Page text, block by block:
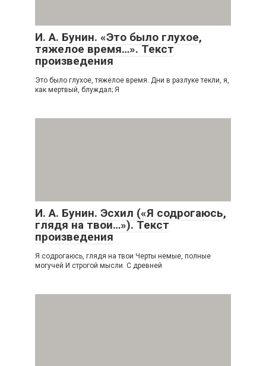
И. А. Бунин. «Это было глухое,
тяжелое время…». Текст
произведения
Это было глухое, тяжелое время. Дни в разлуке текли, я,
как мертвый, блуждал; Я
И. А. Бунин. Эсхил («Я содрогаюсь,
глядя на твои…»). Текст
произведения
Я содрогаюсь, глядя на твои Черты немые, полные
могучей И строгой мысли. С древней